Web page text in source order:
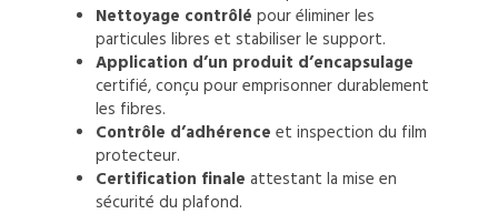
Nettoyage contrôlé pour éliminer les
particules libres et stabiliser le support.
Application d’un produit d’encapsulage
certifié, conçu pour emprisonner durablement
les fibres.
Contrôle d’adhérence et inspection du film
protecteur.
Certification finale attestant la mise en
sécurité du plafond.